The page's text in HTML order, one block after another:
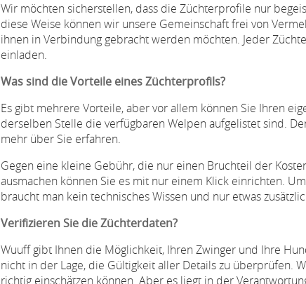
Wir möchten sicherstellen, dass die Züchterprofile nur
diese Weise können wir unsere Gemeinschaft frei von
ihnen in Verbindung gebracht werden möchten. Jeder
einladen.
Was sind die Vorteile eines Züchterprofils?
Es gibt mehrere Vorteile, aber vor allem können Sie Ihren
derselben Stelle die verfügbaren Welpen aufgelistet sind.
mehr über Sie erfahren.
Gegen eine kleine Gebühr, die nur einen Bruchteil der
ausmachen können Sie es mit nur einem Klick einrichten.
braucht man kein technisches Wissen und nur etwas
Verifizieren Sie die Züchterdaten?
Wuuff gibt Ihnen die Möglichkeit, Ihren Zwinger und Ihre
nicht in der Lage, die Gültigkeit aller Details zu überprüfen.
richtig einschätzen können. Aber es liegt in der